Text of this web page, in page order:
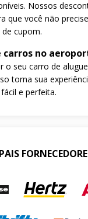
Nossos
que você não
cupom.
carros no
o seu carro de
torna sua
e perfeita.